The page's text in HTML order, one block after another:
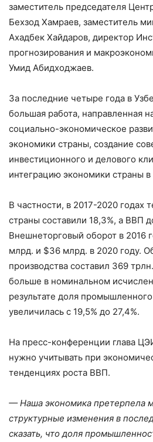
заместитель председателя
Бехзод Хамраев, заместитель
Ахадбек Хайдаров, директор
прогнозирования и
Умид Абидходжаев.
За последние четыре года в
большая работа, направленная
социально-экономическое
экономики страны, создание
инвестиционного и делового
интеграцию экономики страны
В частности, в 2017-2020 годах
страны составили 18,3%, а ВВП
Внешнеторговый оборот в 2016
млрд. и $36 млрд. в 2020 году.
производства составил 369
больше в номинальном
результате доля
увеличилась с 19,5% до 27,4%.
На пресс-конференции глава
нужно учитывать при
тенденциях роста ВВП.
— Наша экономика претерпела
структурные изменения в
сказать, что доля